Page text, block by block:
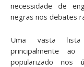
necessidade de
negras nos debates
Uma vasta lista
principalmente
popularizado nos